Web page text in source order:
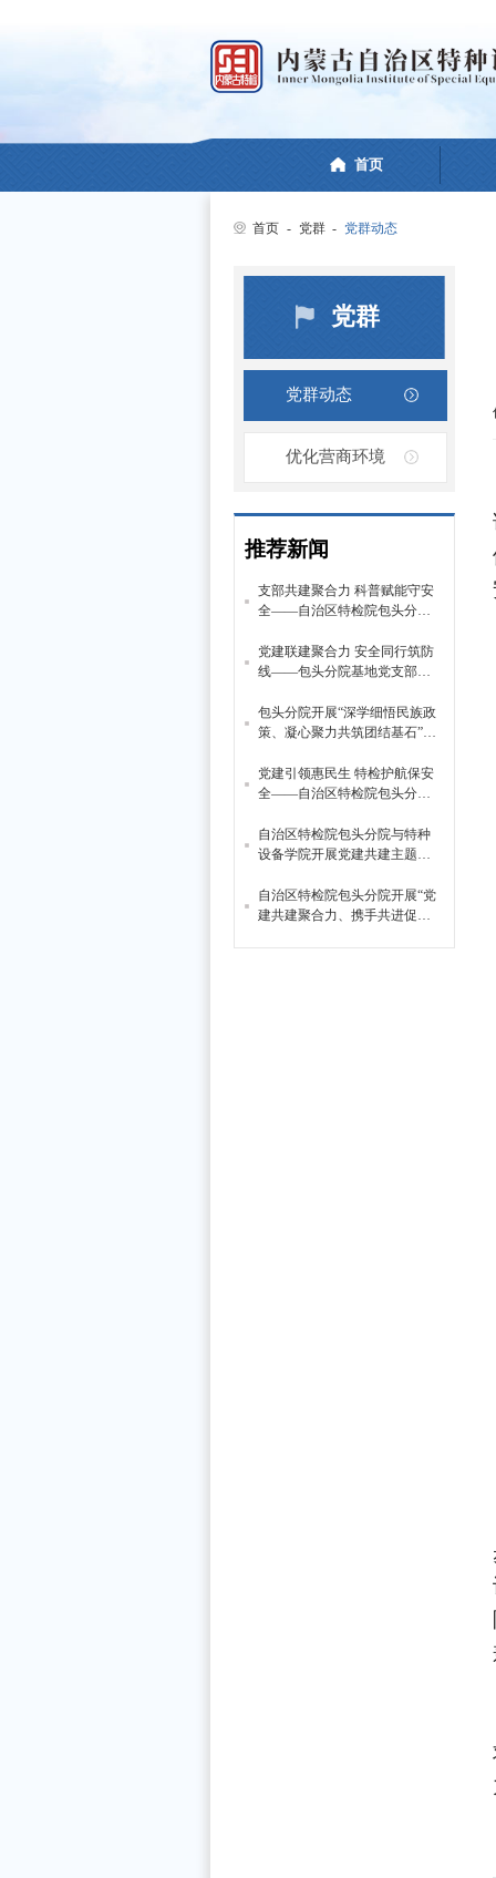
首页
首页 - 党群 - 党群动态
党群
党群动态
优化营商环境
推荐新闻
支部共建聚合力 科普赋能守安
全——自治区特检院包头分院
日
党建联建聚合力 安全同行筑防
线——包头分院基地党支部开
包头分院开展“深学细悟民族政
策、凝心聚力共筑团结基石”民
党建引领惠民生 特检护航保安
全——自治区特检院包头分院
服务指导中心开展老旧小区电
梯更新党建共建活动
自治区特检院包头分院与特种
设备学院开展党建共建主题党
自治区特检院包头分院开展“党
建共建聚合力、携手共进促发